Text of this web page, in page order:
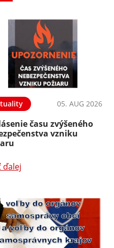
05. AUG 2026
času zvýšeného
vzniku
ďalej